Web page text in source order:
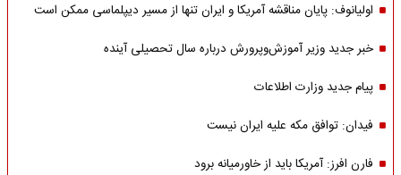
اولیانوف: پایان مناقشه آمریکا و ایران تنها از مسیر دیپلماسی ممکن است
خبر جدید وزیر آموزش‌وپرورش درباره سال تحصیلی آینده
پیام جدید وزارت اطلاعات
فیدان: توافق مکه علیه ایران نیست
فارن افرز: آمریکا باید از خاورمیانه برود